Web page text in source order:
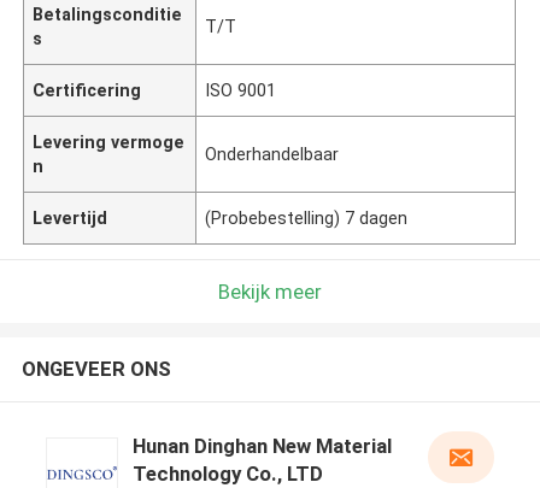
Betalingsconditie
s
T/T
Certificering ISO 9001
Levering vermoge
n
Onderhandelbaar
Levertijd (Probebestelling) 7 dagen
Bekijk meer
ONGEVEER ONS
Hunan Dinghan New Material
Technology Co., LTD